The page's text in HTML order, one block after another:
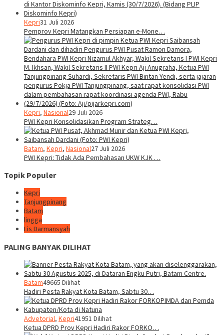
Kepri31 Juli 2026
Pemprov Kepri Matangkan Persiapan e-Mone…
Kepri, Nasional29 Juli 2026
PWI Kepri Konsolidasikan Program Strateg…
Batam, Kepri, Nasional27 Juli 2026
PWI Kepri: Tidak Ada Pembahasan UKW KJK …
Topik Populer
Kepri
Tanjungpinang
Batam
lingga
Lis Darmansyah
PALING BANYAK DILIHAT
Batam49665 Dilihat
Hadiri Pesta Rakyat Kota Batam, Sabtu 30…
Advetorial, Kepri41951 Dilihat
Ketua DPRD Prov Kepri Hadiri Rakor FORKO…